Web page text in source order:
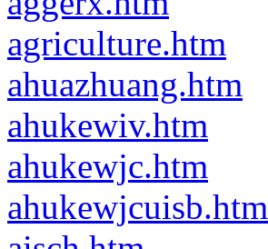
agriculture.htm
ahuazhuang.htm
ahukewiv.htm
ahukewjc.htm
ahukewjcuisb.htm